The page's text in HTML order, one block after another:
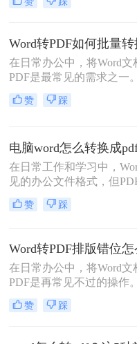
性，已成为文件分发的标
工具，将其内容完美转换
几乎每个人都会遇到的需
脑上word怎么转pdf呢？
在日常办公中，将Word文
PDF是最常见的需求之一
手头有几十个甚至上百个
要逐一转换，手动操作无
高效方法，涵盖办公软件
专业转换工具、在线服务
本。每个方法都包含完整
实际需求选择最合适的方
赞 踩
在日常工作和学习中，
见的办公文件格式，但
固定、兼容性好、安全性
成为跨平台共享和打印的
为PDF的方法，帮助您根
最合适的方案。
赞 踩
在日常办公中，将Word文
PDF是再常见不过的操作
多用户都遇到过这样的困
Word里排版整齐的文档，
偏、页码丢失等问题。尤
赞 踩